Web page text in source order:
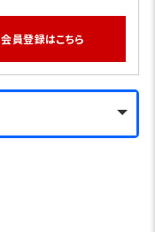
会員登録はこちら